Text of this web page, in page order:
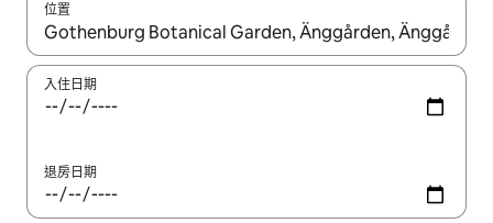
位置
如有搜尋結果，瀏覽內容時請使用上下箭頭，或輕點、滑動裝置。
入住日期
退房日期